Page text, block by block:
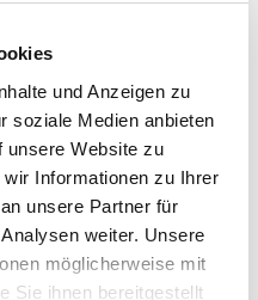
und Anzeigen zu
soziale Medien anbieten
unsere Website zu
Informationen zu Ihrer
unsere Partner für
weiter. Unsere
möglicherweise mit
Sie ihnen bereitgestellt